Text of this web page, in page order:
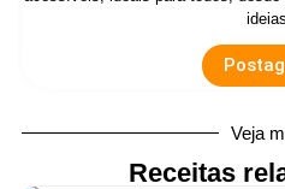
ideias.
Veja
Receitas